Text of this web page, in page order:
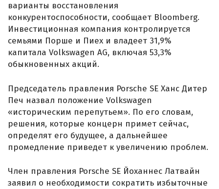
варианты восстановления
конкурентоспособности, сообщает Bloomberg.
Инвестиционная компания контролируется
семьями Порше и Пиех и владеет 31,9%
капитала Volkswagen AG, включая 53,3%
обыкновенных акций.
Председатель правления Porsche SE Ханс Дитер
Печ назвал положение Volkswagen
«историческим перепутьем». По его словам,
решения, которые концерн примет сейчас,
определят его будущее, а дальнейшее
промедление приведет к увеличению проблем.
Член правления Porsche SE Йоханнес Латвайн
заявил о необходимости сократить избыточные